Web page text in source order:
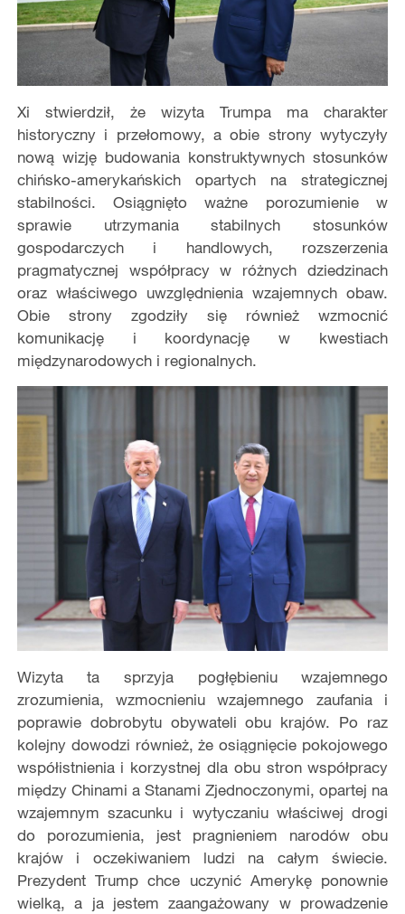
Xi stwierdził, że wizyta Trumpa ma charakter
historyczny i przełomowy, a obie strony wytyczyły
nową wizję budowania konstruktywnych stosunków
chińsko-amerykańskich opartych na strategicznej
stabilności. Osiągnięto ważne porozumienie w
sprawie utrzymania stabilnych stosunków
gospodarczych i handlowych, rozszerzenia
pragmatycznej współpracy w różnych dziedzinach
oraz właściwego uwzględnienia wzajemnych obaw.
Obie strony zgodziły się również wzmocnić
komunikację i koordynację w kwestiach
międzynarodowych i regionalnych.
Wizyta ta sprzyja pogłębieniu wzajemnego
zrozumienia, wzmocnieniu wzajemnego zaufania i
poprawie dobrobytu obywateli obu krajów. Po raz
kolejny dowodzi również, że osiągnięcie pokojowego
współistnienia i korzystnej dla obu stron współpracy
między Chinami a Stanami Zjednoczonymi, opartej na
wzajemnym szacunku i wytyczaniu właściwej drogi
do porozumienia, jest pragnieniem narodów obu
krajów i oczekiwaniem ludzi na całym świecie.
Prezydent Trump chce uczynić Amerykę ponownie
wielką, a ja jestem zaangażowany w prowadzenie